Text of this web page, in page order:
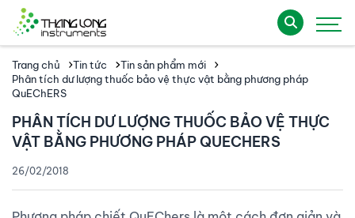
Trang chủ Tin tức
Tin sản phẩm mới
Phân tích dư lượng thuốc bảo vệ thực vật bằng phương pháp
QuEChERS
PHÂN TÍCH DƯ LƯỢNG THUỐC BẢO VỆ THỰC
VẬT BẰNG PHƯƠNG PHÁP QUECHERS
26/02/2018